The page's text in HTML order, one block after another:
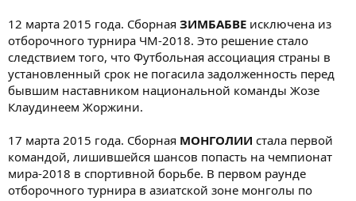
12 марта 2015 года. Сборная ЗИМБАБВЕ исключена из
отборочного турнира ЧМ-2018. Это решение стало
следствием того, что Футбольная ассоциация страны в
установленный срок не погасила задолженность перед
бывшим наставником национальной команды Жозе
Клаудинеем Жоржини.
17 марта 2015 года. Сборная МОНГОЛИИ стала первой
командой, лишившейся шансов попасть на чемпионат
мира-2018 в спортивной борьбе. В первом раунде
отборочного турнира в азиатской зоне монголы по